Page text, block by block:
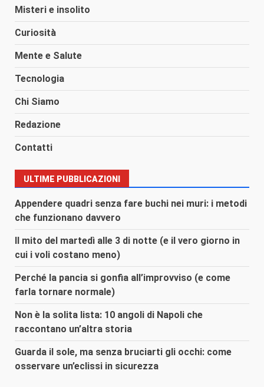
Misteri e insolito
Curiosità
Mente e Salute
Tecnologia
Chi Siamo
Redazione
Contatti
ULTIME PUBBLICAZIONI
Appendere quadri senza fare buchi nei muri: i metodi
che funzionano davvero
Il mito del martedì alle 3 di notte (e il vero giorno in
cui i voli costano meno)
Perché la pancia si gonfia all’improvviso (e come
farla tornare normale)
Non è la solita lista: 10 angoli di Napoli che
raccontano un’altra storia
Guarda il sole, ma senza bruciarti gli occhi: come
osservare un’eclissi in sicurezza